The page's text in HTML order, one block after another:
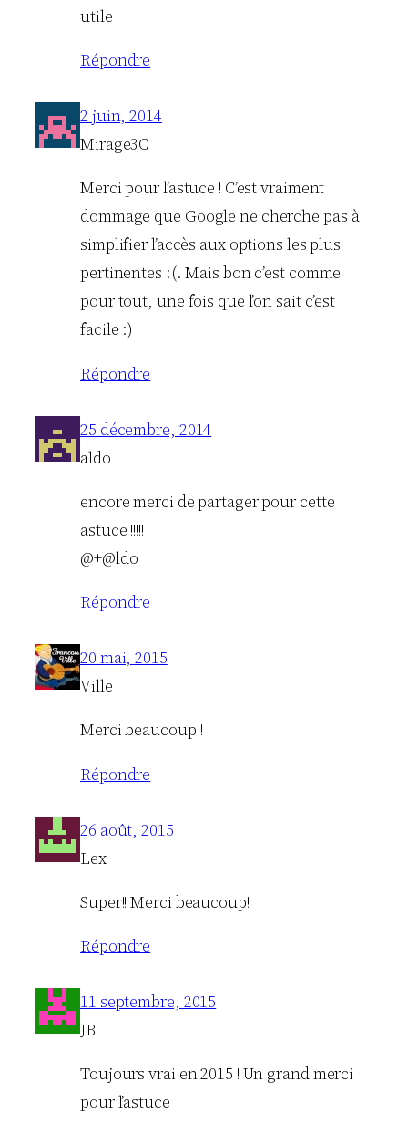
utile
Répondre
2 juin, 2014
Mirage3C
Merci pour l’astuce ! C’est vraiment
dommage que Google ne cherche pas à
simplifier l’accès aux options les plus
pertinentes :(. Mais bon c’est comme
pour tout, une fois que l’on sait c’est
facile :)
Répondre
25 décembre, 2014
aldo
encore merci de partager pour cette
astuce !!!!!
@+@ldo
Répondre
20 mai, 2015
Ville
Merci beaucoup !
Répondre
26 août, 2015
Lex
Super!! Merci beaucoup!
Répondre
11 septembre, 2015
JB
Toujours vrai en 2015 ! Un grand merci
pour l’astuce